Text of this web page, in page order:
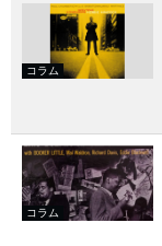
コラム
コラム